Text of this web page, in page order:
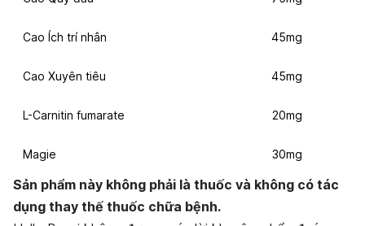
Cao Ích trí nhân 45mg
Cao Xuyên tiêu 45mg
L-Carnitin fumarate 20mg
Magie 30mg
Sản phẩm này không phải là thuốc và không có tác
dụng thay thế thuốc chữa bệnh.